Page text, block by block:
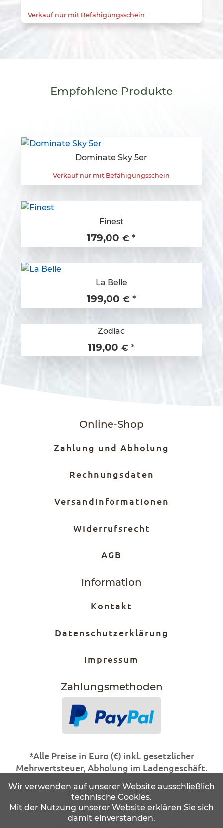
Verkauf nur mit Befähigungsschein
Empfohlene Produkte
Dominate Sky 5er
Verkauf nur mit Befähigungsschein
Finest
179,00€ *
La Belle
199,00 € *
Zodiac
119,00€ *
Online-Shop
Zahlung und Abholung
Rechnungsdaten
Versandinformationen
Widerrufsrecht
AGB
Information
Kontakt
Datenschutzerklärung
Impressum
Zahlungs­methoden
*Alle Preise in Euro (€) inkl. gesetzlicher
Mehrwertsteuer, Abholung im Ladengeschäft.
Statt- und durchgestrichene Preise beziehen
sich auf unseren zuvor geforderten
Verkaufspreis.
Alle Artikel solange der Vorrat reicht!
Wir verwenden auf unserer Website ausschließlich
technische Cookies.
Mit der Nutzung unserer Website erklären Sie sich
damit einverstanden.